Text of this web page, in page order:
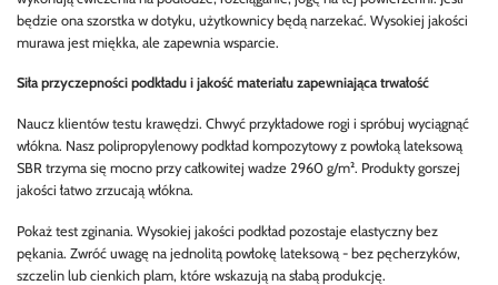
będzie ona szorstka w dotyku, użytkownicy będą narzekać. Wysokiej jakości
murawa jest miękka, ale zapewnia wsparcie.
Siła przyczepności podkładu i jakość materiału zapewniająca trwałość
Naucz klientów testu krawędzi. Chwyć przykładowe rogi i spróbuj wyciągnąć
włókna. Nasz polipropylenowy podkład kompozytowy z powłoką lateksową
SBR trzyma się mocno przy całkowitej wadze 2960 g/m². Produkty gorszej
jakości łatwo zrzucają włókna.
Pokaż test zginania. Wysokiej jakości podkład pozostaje elastyczny bez
pękania. Zwróć uwagę na jednolitą powłokę lateksową - bez pęcherzyków,
szczelin lub cienkich plam, które wskazują na słabą produkcję.